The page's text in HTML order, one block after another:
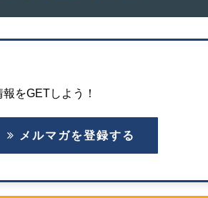
をGETしよう！
メルマガを登録する